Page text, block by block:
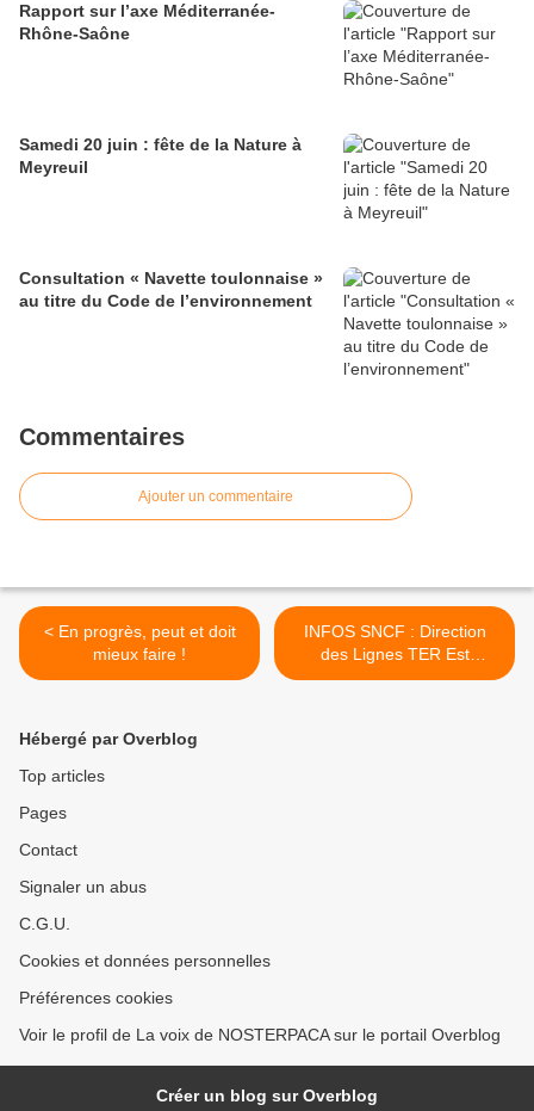
Rapport sur l’axe Méditerranée-
Rhône-Saône
Samedi 20 juin : fête de la Nature à
Meyreuil
Consultation « Navette toulonnaise »
au titre du Code de l’environnement
Commentaires
Ajouter un commentaire
< En progrès, peut et doit
mieux faire !
INFOS SNCF : Direction
des Lignes TER Est
Provence & Alpes >
Hébergé par Overblog
Top articles
Pages
Contact
Signaler un abus
C.G.U.
Cookies et données personnelles
Préférences cookies
Voir le profil de La voix de NOSTERPACA sur le portail Overblog
Créer un blog sur Overblog